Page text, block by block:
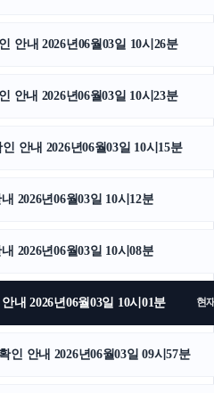
마포하수구막힘
서초하수구막힘
안내 2026년06월03일 10시26분
안내 2026년06월03일 10시23분
안내 2026년06월03일 10시15분
2026년06월03일 10시12분
2026년06월03일 10시08분
내 2026년06월03일 10시01분 현
인 안내 2026년06월03일 09시57분